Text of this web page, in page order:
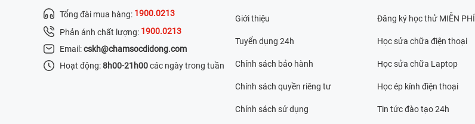
Tổng đài mua hàng: 1900.0213
Phản ánh chất lượng: 1900.0213
Email:cskh@chamsocdidong.com
Hoạt động:8h00-21h00các ngày trong tuần
Giới thiệu
Tuyển dụng 24h
Chính sách bảo hành
Chính sách quyền riêng tư
Chính sách sử dụng
Đăng ký học thử MIỄN PHÍ
Học sửa chữa điện thoại
Học sửa chữa Laptop
Học ép kính điện thoại
Tin tức đào tạo 24h